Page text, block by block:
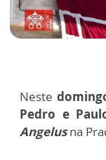
Neste
Pedro e
Angelusna